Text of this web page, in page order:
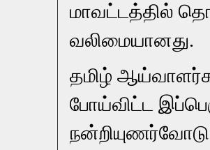
மாவட்டத்தில்
வலிமையானது.
தமிழ்
போய்விட்ட